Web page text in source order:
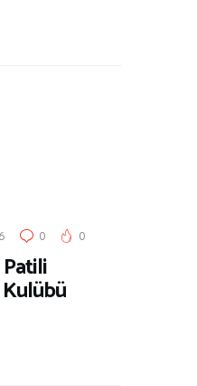
0 0